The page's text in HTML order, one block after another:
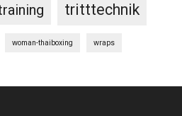
tritttechnik
woman-thaiboxing wraps